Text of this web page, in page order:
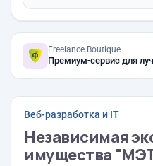
Freelance.Boutique
Премиум-сервис для
Веб-разработка и IT
Независимая
имущества